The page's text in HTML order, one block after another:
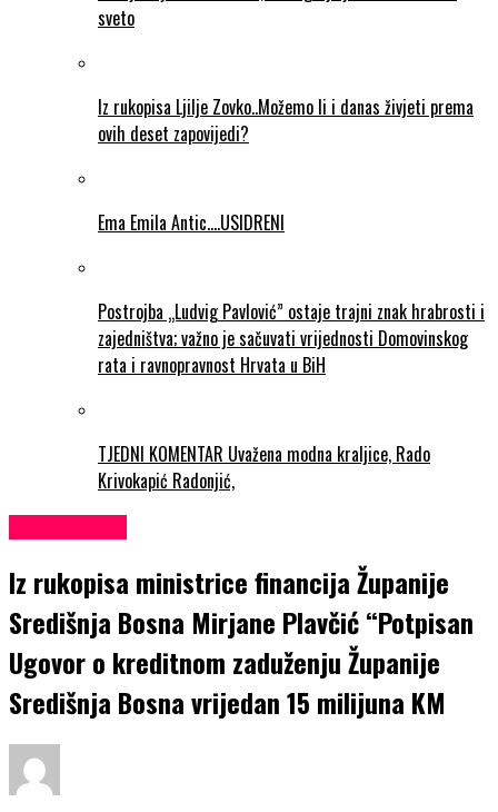
sveto
Iz rukopisa Ljilje Zovko..Možemo li i danas živjeti prema
ovih deset zapovijedi?
Ema Emila Antic….USIDRENI
Postrojba „Ludvig Pavlović” ostaje trajni znak hrabrosti i
zajedništva; važno je sačuvati vrijednosti Domovinskog
rata i ravnopravnost Hrvata u BiH
TJEDNI KOMENTAR Uvažena modna kraljice, Rado
Krivokapić Radonjić,
Iz rukopisa ministrice financija Županije
Središnja Bosna Mirjane Plavčić “Potpisan
Ugovor o kreditnom zaduženju Županije
Središnja Bosna vrijedan 15 milijuna KM